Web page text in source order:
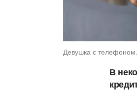
Девушка с
В